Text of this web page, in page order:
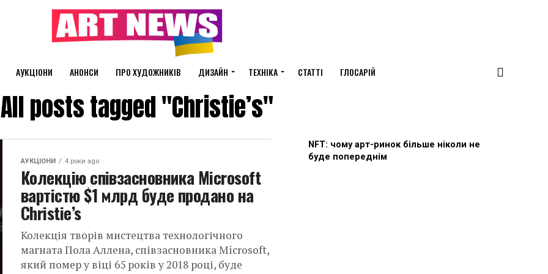
АУКЦІОНИ АНОНСИ ПРО ХУДОЖНИКІВ ДИЗАЙН ТЕХНІКА СТАТТІ ГЛОСАРІЙ
All posts tagged "Christie’s"
АУКЦІОНИ 4 роки ago
Колекцію співзасновника Microsoft
вартістю $1 млрд буде продано на
Christie’s
Колекція творів мистецтва технологічного
магната Пола Аллена, співзасновника Microsoft,
який помер у віці 65 років у 2018 році, буде
NFT: чому арт-ринок більше ніколи не
буде попереднім